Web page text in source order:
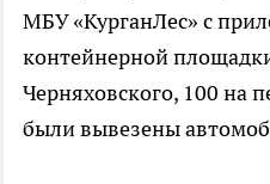
МБУ «КурганЛес» с
контейнерной
Черняховского, 100 на
были вывезены